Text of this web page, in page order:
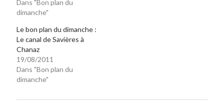
Dans "Bon plan du
dimanche"
Le bon plan du dimanche :
Le canal de Savières à
Chanaz
19/08/2011
Dans "Bon plan du
dimanche"